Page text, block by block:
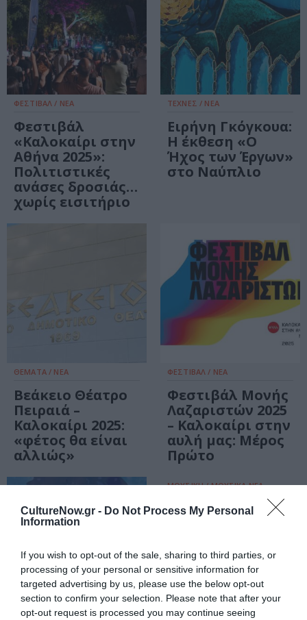
CultureNow.gr - Do Not Process My Personal
Information
If you wish to opt-out of the sale, sharing to third parties, or
processing of your personal or sensitive information for
targeted advertising by us, please use the below opt-out
section to confirm your selection. Please note that after your
opt-out request is processed you may continue seeing
ΦΕΣΤΙΒΑΛ / ΝΕΑ
Φεστιβάλ
«Καλοκαίρι στην
Αθήνα 2025»:
Πολιτιστικές
ανάσες δροσιάς…
χωρίς εισιτήριο
ΤΕΧΝΕΣ / ΝΕΑ
Ειρήνη Γκόγκουα:
Η έκθεση «Ο
Ήχος των Έργων»
στο Ναύπλιο
ΘΕΜΑΤΑ / ΝΕΑ
Βεάκειο Θέατρο
Πειραιά –
Καλοκαίρι 2025:
«φέτος θα είναι
αλλιώς»
ΦΕΣΤΙΒΑΛ / ΝΕΑ
Φεστιβάλ Μονής
Λαζαριστών 2025
– Καλοκαίρι στην
αυλή μας: Μέρος
Πρώτο
ΜΟΥΣΙΚΗ / ΜΟΥΣΙΚΑ ΝΕΑ
Κώστας Χατζής &